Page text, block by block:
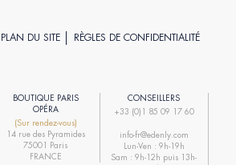
PLAN DU SITE RÈGLES DE CONFIDENTIALITÉ
BOUTIQUE PARIS
OPÉRA
(Sur rendez-vous)
14 rue des Pyramides
75001 Paris
FRANCE
CONSEILLERS
+33 (0)1 85 09 17 60
info-fr@edenly.com
Lun-Ven : 9h-19h
Sam : 9h-12h puis 13h-